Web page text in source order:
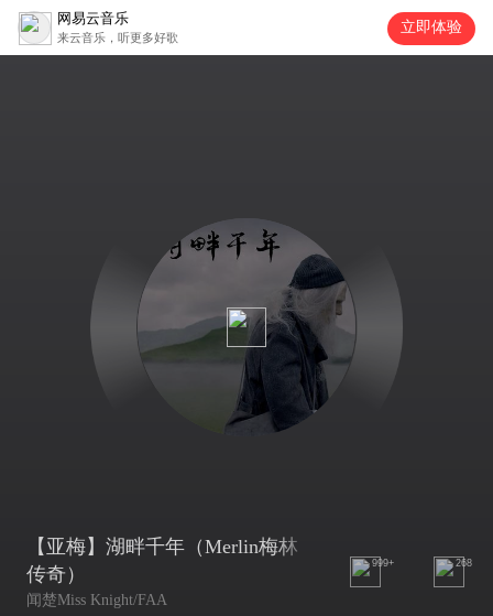
网易云音乐
来云音乐，听更多好歌
立即体验
【亚梅】湖畔千年（Merlin梅林
传奇）
闻楚Miss Knight/FAA
999+ 268